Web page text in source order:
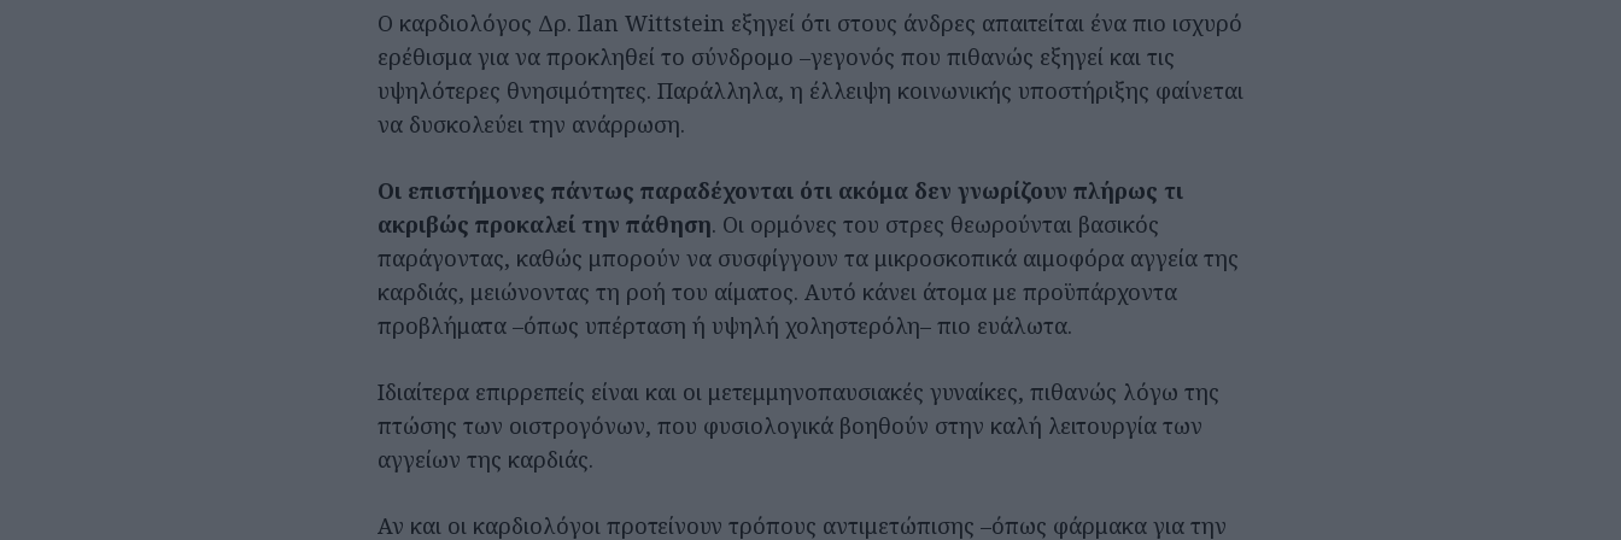
Ο καρδιολόγος Δρ. Ilan Wittstein εξηγεί ότι στους άνδρες απαιτείται ένα πιο ισχυρό
ερέθισμα για να προκληθεί το σύνδρομο –γεγονός που πιθανώς εξηγεί και τις
υψηλότερες θνησιμότητες. Παράλληλα, η έλλειψη κοινωνικής υποστήριξης φαίνεται
να δυσκολεύει την ανάρρωση.
Οι επιστήμονες πάντως παραδέχονται ότι ακόμα δεν γνωρίζουν πλήρως τι
ακριβώς προκαλεί την πάθηση. Οι ορμόνες του στρες θεωρούνται βασικός
παράγοντας, καθώς μπορούν να συσφίγγουν τα μικροσκοπικά αιμοφόρα αγγεία της
καρδιάς, μειώνοντας τη ροή του αίματος. Αυτό κάνει άτομα με προϋπάρχοντα
προβλήματα –όπως υπέρταση ή υψηλή χοληστερόλη– πιο ευάλωτα.
Ιδιαίτερα επιρρεπείς είναι και οι μετεμμηνοπαυσιακές γυναίκες, πιθανώς λόγω της
πτώσης των οιστρογόνων, που φυσιολογικά βοηθούν στην καλή λειτουργία των
αγγείων της καρδιάς.
Αν και οι καρδιολόγοι προτείνουν τρόπους αντιμετώπισης –όπως φάρμακα για την